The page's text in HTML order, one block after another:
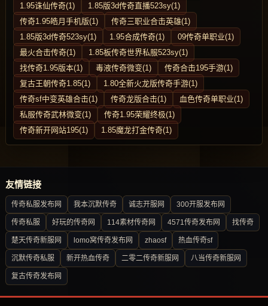
1.95诛仙传奇(1)
1.85版3d传奇直播523sy(1)
传奇1.95皓月手机版(1)
传奇三职业合击英雄(1)
1.85版3d传奇523sy(1)
1.95合成传奇(1)
09传奇单职业(1)
最火合击传奇(1)
1.85板传奇世界私服523sy(1)
找传奇1.95版本(1)
毒液传奇微变(1)
传奇合击195手游(1)
复古王朝传奇1.85(1)
1.80全新火龙版传奇手游(1)
传奇sf中变英雄合击(1)
传奇龙版合击(1)
血色传奇单职业(1)
私服传奇武林微变(1)
传奇1.95荣耀终极(1)
传奇新开网站195(1)
1.85魔龙打金传奇(1)
友情链接
传奇私服发布网 我本沉默传奇 诚志开服网 300开服发布网
传奇私服 好玩的传奇网 114素材传奇网 4571传奇发布网 找传奇
楚天传奇新服网 lomo窝传奇发布网 zhaosf 热血传奇sf
沉默传奇私服 新开热血传奇 二零二传奇新服网 八当传奇新服网
复古传奇发布网